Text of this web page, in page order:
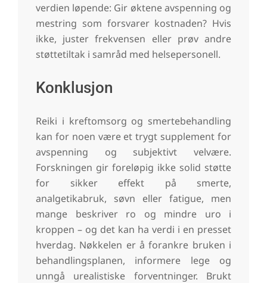
verdien løpende: Gir øktene avspenning og
mestring som forsvarer kostnaden? Hvis
ikke, juster frekvensen eller prøv andre
støttetiltak i samråd med helsepersonell.
Konklusjon
Reiki i kreftomsorg og smertebehandling
kan for noen være et trygt supplement for
avspenning og subjektivt velvære.
Forskningen gir foreløpig ikke solid støtte
for sikker effekt på smerte,
analgetikabruk, søvn eller fatigue, men
mange beskriver ro og mindre uro i
kroppen – og det kan ha verdi i en presset
hverdag. Nøkkelen er å forankre bruken i
behandlingsplanen, informere lege og
unngå urealistiske forventninger. Brukt